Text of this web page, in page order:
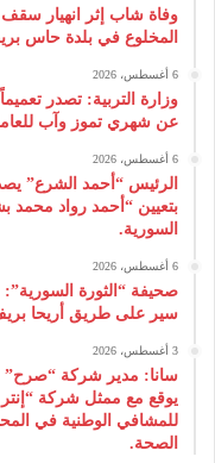
وفاة شاب إثر انهيار
المخلوع في بلدة حاس
6 أغسطس، 2026
وزارة التربية: تصدر
عن شهري تموز وآب
6 أغسطس، 2026
بتعيين “أحمد رواد محمد
السورية.
6 أغسطس، 2026
صحيفة “الثورة
سير على طريق أريحا
3 أغسطس، 2026
سانا: مدير شركة “صرح”
يوقع مع ممثل شركة
للمشافي الوطنية في
الصحة.